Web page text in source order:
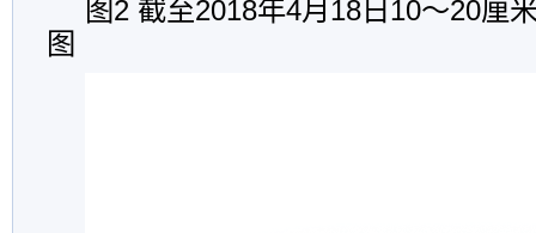
图2 截至2018年4月18日10～20厘
图